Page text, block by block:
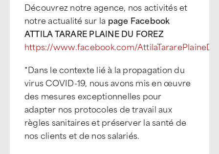
Découvrez notre agence, nos activités et
notre actualité sur la page Facebook
ATTILA TARARE PLAINE DU FOREZ
https://www.facebook.com/
*Dans le contexte lié à la propagation du
virus COVID-19, nous avons mis en œuvre
des mesures exceptionnelles pour
adapter nos protocoles de travail aux
règles sanitaires et préserver la santé de
nos clients et de nos salariés.